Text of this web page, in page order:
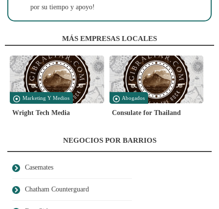
por su tiempo y apoyo!
MÁS EMPRESAS LOCALES
Marketing Y Medios
Wright Tech Media
Abogados
Consulate for Thailand
NEGOCIOS POR BARRIOS
Casemates
Chatham Counterguard